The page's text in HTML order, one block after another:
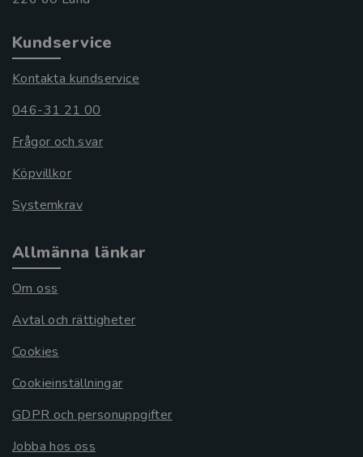
Kundservice
Kontakta kundservice
046-31 21 00
Frågor och svar
Köpvillkor
Systemkrav
Allmänna länkar
Om oss
Avtal och rättigheter
Cookies
Cookieinställningar
GDPR och personuppgifter
Jobba hos oss